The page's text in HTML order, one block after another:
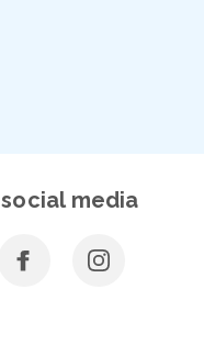
social media